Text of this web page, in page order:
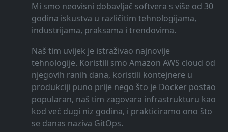
Mi smo neovisni dobavljač softvera s više od 30
godina iskustva u različitim tehnologijama,
industrijama, praksama i trendovima.
Naš tim uvijek je istraživao najnovije
tehnologije. Koristili smo Amazon AWS cloud od
njegovih ranih dana, koristili kontejnere u
produkciji puno prije nego što je Docker postao
popularan, naš tim zagovara infrastrukturu kao
kod već dugi niz godina, i prakticiramo ono što
se danas naziva GitOps.